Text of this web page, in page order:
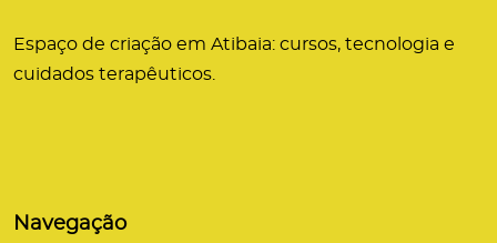
Espaço de criação em Atibaia: cursos, tecnologia e
cuidados terapêuticos.
Navegação